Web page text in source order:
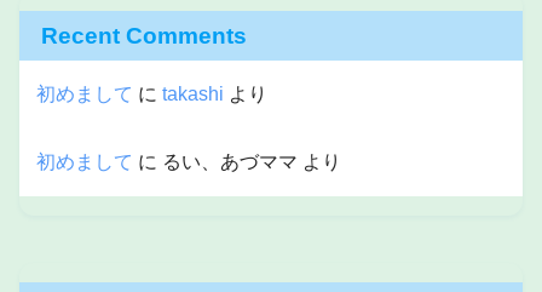
Recent Comments
初めまして に takashi より
初めまして に るい、あづママ より